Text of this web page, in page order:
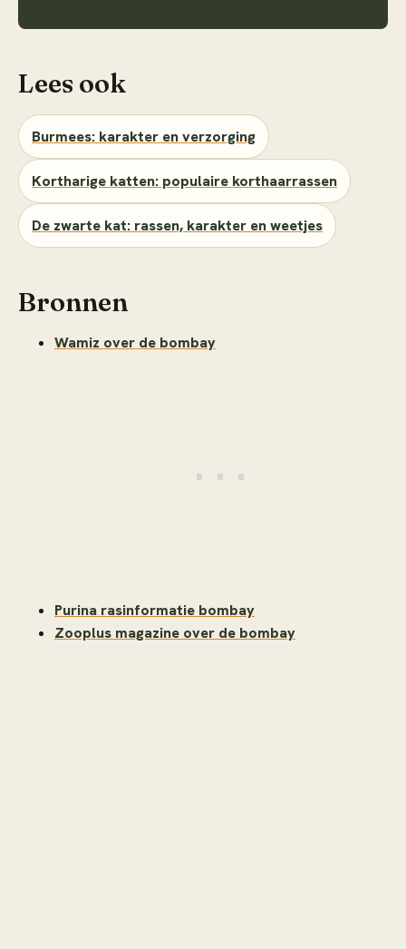
Lees ook
Burmees: karakter en verzorging
Kortharige katten: populaire korthaarrassen
De zwarte kat: rassen, karakter en weetjes
Bronnen
Wamiz over de bombay
Purina rasinformatie bombay
Zooplus magazine over de bombay